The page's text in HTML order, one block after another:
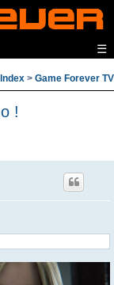
☰
Index > Game Forever TV
!